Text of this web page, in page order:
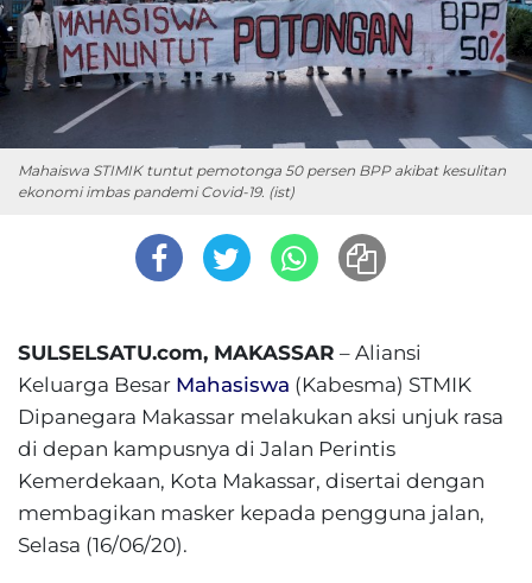
Mahaiswa STIMIK tuntut pemotonga 50 persen BPP akibat kesulitan
ekonomi imbas pandemi Covid-19. (ist)
SULSELSATU.com, MAKASSAR – Aliansi
Keluarga Besar Mahasiswa (Kabesma) STMIK
Dipanegara Makassar melakukan aksi unjuk rasa
di depan kampusnya di Jalan Perintis
Kemerdekaan, Kota Makassar, disertai dengan
membagikan masker kepada pengguna jalan,
Selasa (16/06/20).